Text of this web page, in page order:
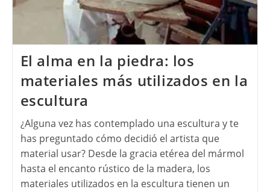
El alma en la piedra: los
materiales más utilizados en la
escultura
¿Alguna vez has contemplado una escultura y te
has preguntado cómo decidió el artista que
material usar? Desde la gracia etérea del mármol
hasta el encanto rústico de la madera, los
materiales utilizados en la escultura tienen un